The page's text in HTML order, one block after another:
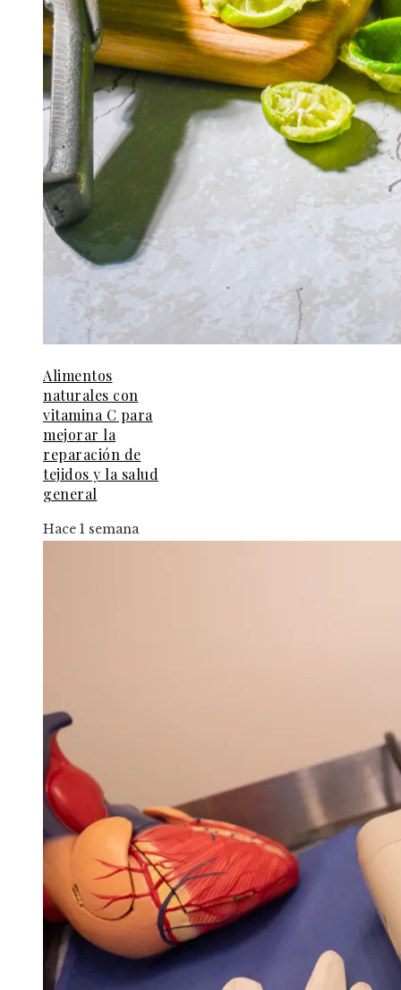
Alimentos
naturales con
vitamina C para
mejorar la
reparación de
tejidos y la salud
general
Hace 1 semana